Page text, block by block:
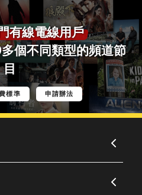
有線電線用戶
個不同類型的頻道節
目
標準 申請辦法